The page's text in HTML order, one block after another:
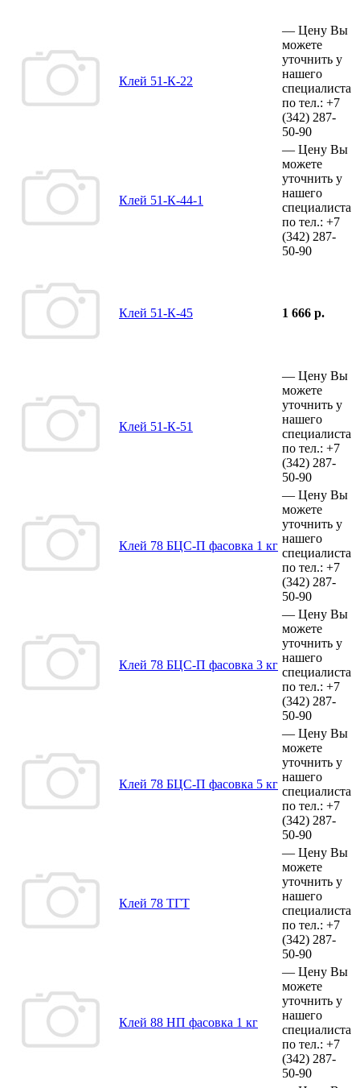
Клей 51-К-22
— Цену Вы
можете
уточнить у
нашего
специалиста
по тел.: +7
(342) 287-
50-90
Клей 51-К-44-1
— Цену Вы
можете
уточнить у
нашего
специалиста
по тел.: +7
(342) 287-
50-90
Клей 51-К-45 1 666 р.
Клей 51-К-51
— Цену Вы
можете
уточнить у
нашего
специалиста
по тел.: +7
(342) 287-
50-90
Клей 78 БЦС-П фасовка 1 кг
— Цену Вы
можете
уточнить у
нашего
специалиста
по тел.: +7
(342) 287-
50-90
Клей 78 БЦС-П фасовка 3 кг
— Цену Вы
можете
уточнить у
нашего
специалиста
по тел.: +7
(342) 287-
50-90
Клей 78 БЦС-П фасовка 5 кг
— Цену Вы
можете
уточнить у
нашего
специалиста
по тел.: +7
(342) 287-
50-90
Клей 78 ТГТ
— Цену Вы
можете
уточнить у
нашего
специалиста
по тел.: +7
(342) 287-
50-90
Клей 88 НП фасовка 1 кг
— Цену Вы
можете
уточнить у
нашего
специалиста
по тел.: +7
(342) 287-
50-90